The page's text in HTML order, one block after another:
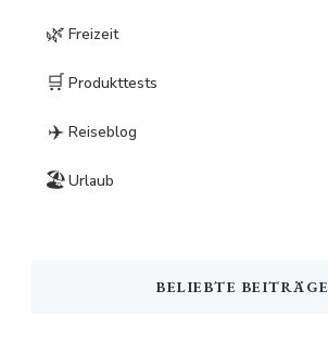
🌿 Freizeit
🛒 Produkttests
✈️ Reiseblog
🏖️Urlaub
BELIEBTE BEITRÄGE